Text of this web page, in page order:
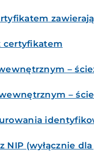
certyfikatem
–
–
(wyłącznie